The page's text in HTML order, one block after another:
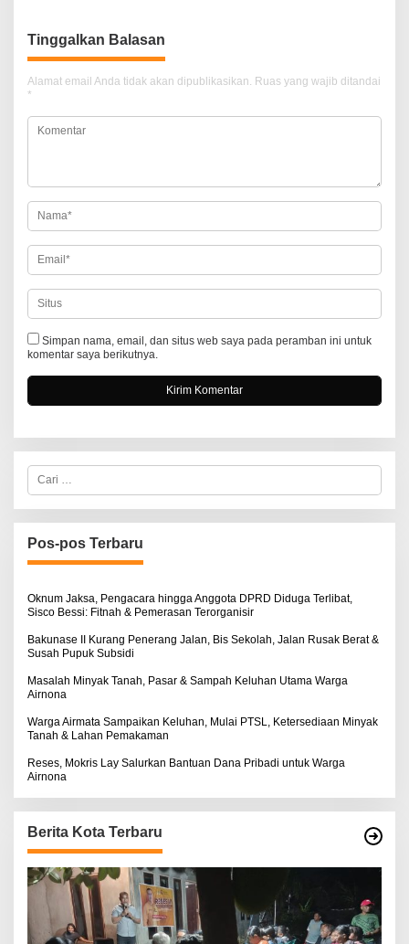
g
a
s
o
s
Tinggalkan Balasan
Alamat email Anda tidak akan dipublikasikan. Ruas yang wajib ditandai
*
Simpan nama, email, dan situs web saya pada peramban ini untuk
komentar saya berikutnya.
C
r
i
u
n
u
:
Pos-pos Terbaru
Oknum Jaksa, Pengacara hingga Anggota DPRD Diduga Terlibat,
Sisco Bessi: Fitnah & Pemerasan Terorganisir
Bakunase II Kurang Penerang Jalan, Bis Sekolah, Jalan Rusak Berat &
Susah Pupuk Subsidi
Masalah Minyak Tanah, Pasar & Sampah Keluhan Utama Warga
Airnona
Warga Airmata Sampaikan Keluhan, Mulai PTSL, Ketersediaan Minyak
Tanah & Lahan Pemakaman
Reses, Mokris Lay Salurkan Bantuan Dana Pribadi untuk Warga
Airnona
Berita Kota Terbaru